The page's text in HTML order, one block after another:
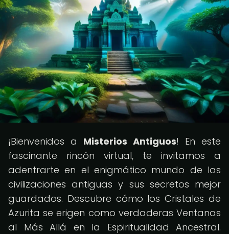
¡Bienvenidos a Misterios Antiguos! En este
fascinante rincón virtual, te invitamos a
adentrarte en el enigmático mundo de las
civilizaciones antiguas y sus secretos mejor
guardados. Descubre cómo los Cristales de
Azurita se erigen como verdaderas Ventanas
al Más Allá en la Espiritualidad Ancestral.